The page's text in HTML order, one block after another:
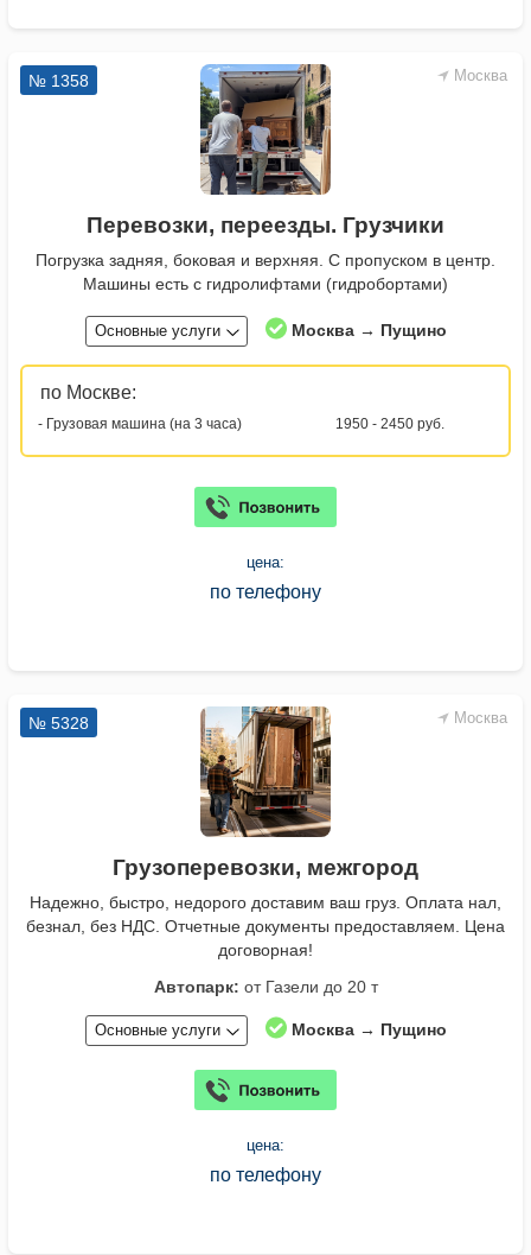
Москва
№ 1358
Перевозки, переезды. Грузчики
Погрузка задняя, боковая и верхняя. С пропуском в центр.
Машины есть с гидролифтами (гидробортами)
Основные услуги Москва → Пущино
по Москве:
- Грузовая машина (на 3 часа) 1950 - 2450 руб.
цена:
по телефону
Москва
№ 5328
Грузоперевозки, межгород
Надежно, быстро, недорого доставим ваш груз. Оплата нал,
безнал, без НДС. Отчетные документы предоставляем. Цена
договорная!
Автопарк: от Газели до 20 т
Основные услуги Москва → Пущино
цена:
по телефону